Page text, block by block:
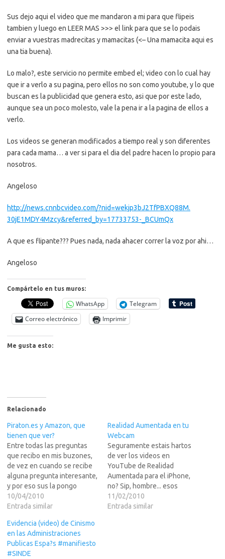
Sus dejo aqui el video que me mandaron a mi para que flipeis
tambien y luego en LEER MAS >>> el link para que se lo podais
enviar a vuestras madrecitas y mamacitas (<– Una mamacita aqui es
una tia buena).
Lo malo?, este servicio no permite embed el; video con lo cual hay
que ir a verlo a su pagina, pero ellos no son como youtube, y lo que
buscan es la publicidad que genera esto, asi que por este lado,
aunque sea un poco molesto, vale la pena ir a la pagina de ellos a
verlo.
Los videos se generan modificados a tiempo real y son diferentes
para cada mama… a ver si para el dia del padre hacen lo propio para
nosotros.
Angeloso
http://news.cnnbcvideo.com/?nid=wekjp3bJ2TfPBXQ88M.
30jE1MDY4Mzcy&referred_by=17733753-_BCUmQx
A que es flipante??? Pues nada, nada ahacer correr la voz por ahi…
Angeloso
Compártelo en tus muros:
WhatsApp
Telegram
Correo electrónico
Imprimir
Me gusta esto:
Relacionado
Piraton.es y Amazon, que
tienen que ver?
Entre todas las preguntas
que recibo en mis buzones,
de vez en cuando se recibe
alguna pregunta interesante,
y por eso sus la pongo
aqui.Problema con RPX Login
Hola AngelosoNo se si es a ti
esta duda de Piraton, pero
como veo que
planetatortuga tiene…
10/04/2010
Entrada similar
Realidad Aumentada en tu
Webcam
Seguramente estais hartos
de ver los videos en
YouTube de Realidad
Aumentada para el iPhone,
no? Sip, hombre... esos
videos que miras la escena
directamente y no ves nada,
11/02/2010
Entrada similar
Evidencia (video) de Cinismo
en las Administraciones
Publicas Espa?s #manifiesto
#SINDE